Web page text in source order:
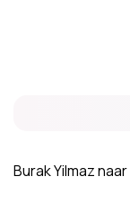
Burak Yilmaz